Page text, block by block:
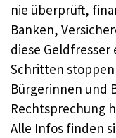
nie überprüft,
Banken,
diese
Schritten
Bürgerinnen und
Rechtsprechung
Alle Infos finden